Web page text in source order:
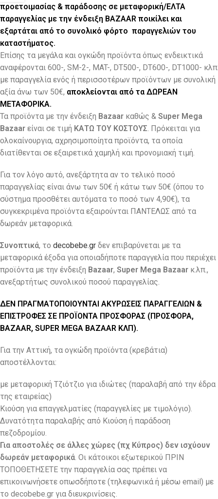
προετοιμασίας & παράδοσης σε μεταφορική/ΕΛΤΑ
παραγγελίας με την ένδειξη BAZAAR ποικίλει και
εξαρτάται από το συνολικό φόρτο παραγγελιών του
καταστήματος.
Eπίσης τα μεγάλα και ογκώδη προϊόντα όπως ενδεικτικά
αναφέρονται 600-, SM-2-, MAT-, DT500-, DT600-, DT1000- κλπ
με παραγγελία ενός ή περισσοτέρων προϊόντων με συνολική
αξία άνω των 50€, αποκλείονται από τα ΔΩΡΕΑΝ
ΜΕΤΑΦΟΡΙΚΑ.
Τα προϊόντα με την ένδειξη Bazaar καθώς & Super Mega
Bazaar είναι σε τιμή ΚΑΤΩ ΤΟΥ ΚΟΣΤΟΥΣ. Πρόκειται για
ολοκαίνουργια, αχρησιμοποίητα προϊόντα, τα οποία
διατίθενται σε εξαιρετικά χαμηλή και προνομιακή τιμή.
Για τον λόγο αυτό, ανεξάρτητα αν το τελικό ποσό
παραγγελίας είναι άνω των 50€ ή κάτω των 50€ (όπου το
σύστημα προσθέτει αυτόματα το ποσό των 4,90€), τα
συγκεκριμένα προϊόντα εξαιρούνται ΠΑΝΤΕΛΩΣ από τα
δωρεάν μεταφορικά.
Συνοπτικά, το decobebe.gr δεν επιβαρύνεται με τα
μεταφορικά έξοδα για οποιαδήποτε παραγγελία που περιέχει
προϊόντα με την ένδειξη Bazaar, Super Mega Bazaar κ.λπ.,
ανεξαρτήτως συνολικού ποσού παραγγελίας.
ΔΕΝ ΠΡΑΓΜΑΤΟΠΟΙΟΥΝΤΑΙ ΑΚΥΡΩΣΕΙΣ ΠΑΡΑΓΓΕΛΙΩΝ &
ΕΠΙΣΤΡΟΦΕΣ ΣΕ ΠΡΟΪΟΝΤΑ ΠΡΟΣΦΟΡΑΣ (ΠΡΟΣΦΟΡΑ,
BAZAAR, SUPER MEGA BAZAAR ΚΛΠ).
Για την Αττική, τα ογκώδη προϊόντα (κρεβάτια)
αποστέλλονται:
με μεταφορική Τζιότζιο για ιδιώτες (παραλαβή από την έδρα
της εταιρείας)
Κιούση για επαγγελματίες (παραγγελίες με τιμολόγιο).
Δυνατότητα παραλαβής από Κιούση ή παράδοση
πεζοδρομίου.
Για αποστολές σε άλλες χώρες (πχ Κύπρος) δεν ισχύουν
δωρεάν μεταφορικά. Οι κάτοικοι εξωτερικού ΠΡΙΝ
ΤΟΠΟΘΕΤΗΣΕΤΕ την παραγγελία σας πρέπει να
επικοινωνήσετε οπωσδήποτε (τηλεφωνικά ή μέσω email) με
το decobebe.gr για διευκρινίσεις.